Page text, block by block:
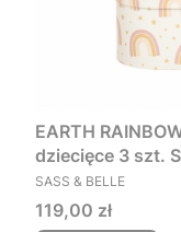
EARTH
dziecięce 3 szt.
PRODUCENT
SASS & BELLE
Cena
119,00 zł